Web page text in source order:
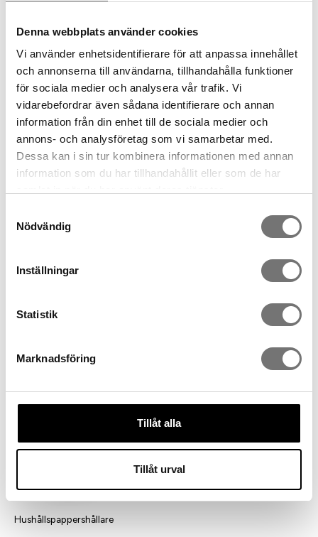
Denna webbplats använder cookies
Vi använder enhetsidentifierare för att anpassa innehållet
och annonserna till användarna, tillhandahålla funktioner
för sociala medier och analysera vår trafik. Vi
vidarebefordrar även sådana identifierare och annan
information från din enhet till de sociala medier och
annons- och analysföretag som vi samarbetar med.
Dessa kan i sin tur kombinera informationen med annan
information som du har tillhandahållit eller som de har
Nödvändig
Inställningar
Statistik
Marknadsföring
Tillåt alla
Tillåt urval
Artikelnummer:
7340378
Rekommenderade tillbehör till
denna produkt
Karaff med kylstav
Hushållspappershållare